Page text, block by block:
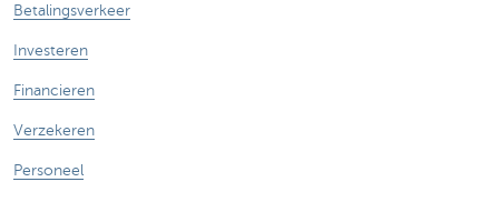
Betalingsverkeer
Investeren
Financieren
Verzekeren
Personeel